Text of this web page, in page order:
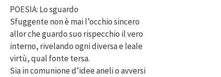
POESIA: Lo sguardo
Sfuggente non è mai l’occhio sincero
allor che guardo suo rispecchio il vero
interno, rivelando ogni diversa e leale
virtù, qual fonte tersa.
Sia in comunione d’idee aneli o avversi